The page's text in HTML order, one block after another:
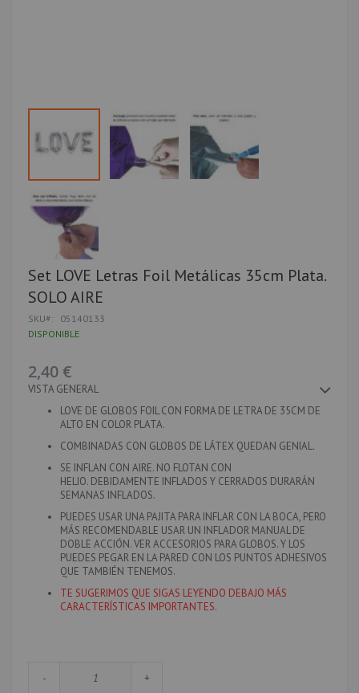
Saltar
al
comienzo
la
galería
imágenes
Set LOVE Letras Foil Metálicas 35cm Plata.
SOLO AIRE
SKU
05140133
DISPONIBLE
2,40 €
VISTA GENERAL
LOVE DE GLOBOS FOIL CON FORMA DE LETRA DE 35CM DE
ALTO EN COLOR PLATA.
COMBINADAS CON GLOBOS DE LÁTEX QUEDAN GENIAL.
SE INFLAN CON AIRE. NO FLOTAN CON
HELIO. DEBIDAMENTE INFLADOS Y CERRADOS DURARÁN
SEMANAS INFLADOS.
PUEDES USAR UNA PAJITA PARA INFLAR CON LA BOCA, PERO
MÁS RECOMENDABLE USAR UN INFLADOR MANUAL DE
DOBLE ACCIÓN. VER ACCESORIOS PARA GLOBOS. Y LOS
PUEDES PEGAR EN LA PARED CON LOS PUNTOS ADHESIVOS
QUE TAMBIÉN TENEMOS.
TE SUGERIMOS QUE SIGAS LEYENDO DEBAJO MÁS
CARACTERÍSTICAS IMPORTANTES.
- +